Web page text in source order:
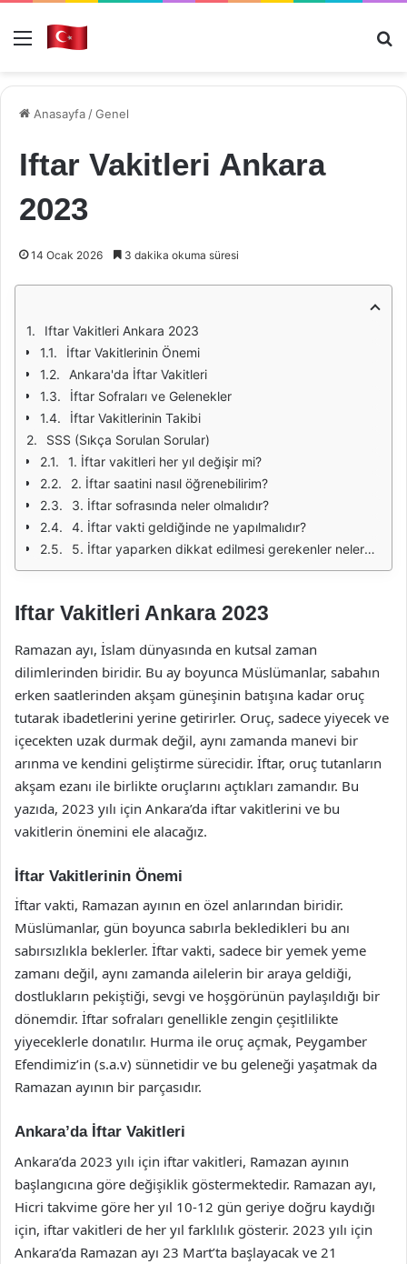
Menü
Anasayfa /Genel
Iftar Vakitleri Ankara
2023
14 Ocak 2026 3 dakika okuma süresi
Iftar Vakitleri Ankara 2023
İftar Vakitlerinin Önemi
Ankara'da İftar Vakitleri
İftar Sofraları ve Gelenekler
İftar Vakitlerinin Takibi
SSS (Sıkça Sorulan Sorular)
1. İftar vakitleri her yıl değişir mi?
2. İftar saatini nasıl öğrenebilirim?
3. İftar sofrasında neler olmalıdır?
4. İftar vakti geldiğinde ne yapılmalıdır?
5. İftar yaparken dikkat edilmesi gerekenler nelerdir?
Iftar Vakitleri Ankara 2023
Ramazan ayı, İslam dünyasında en kutsal zaman
dilimlerinden biridir. Bu ay boyunca Müslümanlar, sabahın
erken saatlerinden akşam güneşinin batışına kadar oruç
tutarak ibadetlerini yerine getirirler. Oruç, sadece yiyecek ve
içecekten uzak durmak değil, aynı zamanda manevi bir
arınma ve kendini geliştirme sürecidir. İftar, oruç tutanların
akşam ezanı ile birlikte oruçlarını açtıkları zamandır. Bu
yazıda, 2023 yılı için Ankara’da iftar vakitlerini ve bu
vakitlerin önemini ele alacağız.
İftar Vakitlerinin Önemi
İftar vakti, Ramazan ayının en özel anlarından biridir.
Müslümanlar, gün boyunca sabırla bekledikleri bu anı
sabırsızlıkla beklerler. İftar vakti, sadece bir yemek yeme
zamanı değil, aynı zamanda ailelerin bir araya geldiği,
dostlukların pekiştiği, sevgi ve hoşgörünün paylaşıldığı bir
dönemdir. İftar sofraları genellikle zengin çeşitlilikte
yiyeceklerle donatılır. Hurma ile oruç açmak, Peygamber
Efendimiz’in (s.a.v) sünnetidir ve bu geleneği yaşatmak da
Ramazan ayının bir parçasıdır.
Ankara’da İftar Vakitleri
Ankara’da 2023 yılı için iftar vakitleri, Ramazan ayının
başlangıcına göre değişiklik göstermektedir. Ramazan ayı,
Hicri takvime göre her yıl 10-12 gün geriye doğru kaydığı
için, iftar vakitleri de her yıl farklılık gösterir. 2023 yılı için
Ankara’da Ramazan ayı 23 Mart’ta başlayacak ve 21